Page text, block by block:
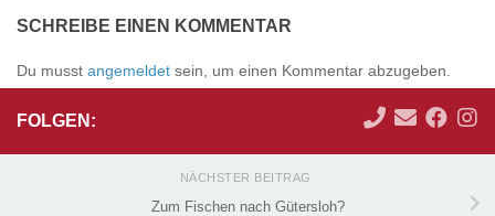
SCHREIBE EINEN KOMMENTAR
Du musst angemeldet sein, um einen Kommentar abzugeben.
FOLGEN:
NÄCHSTER BEITRAG
Zum Fischen nach Gütersloh?